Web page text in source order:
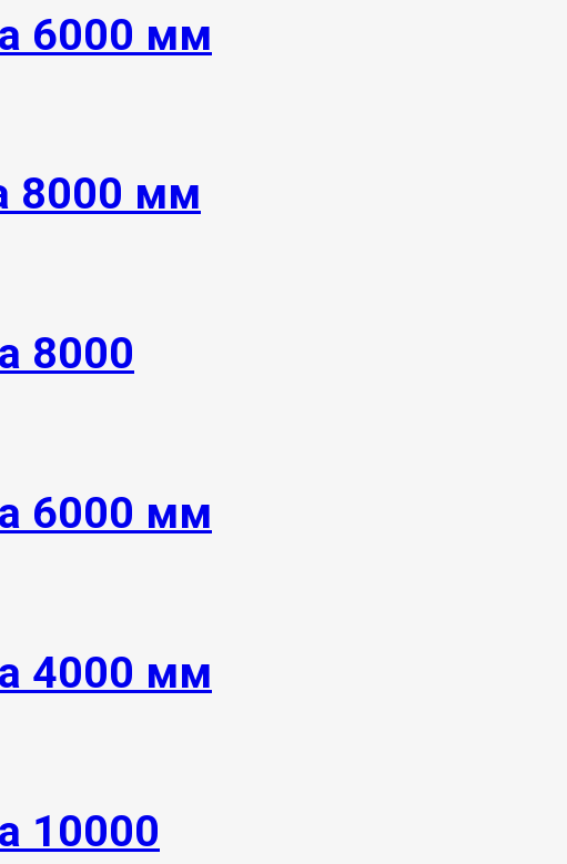
6000 мм
8000 мм
8000
6000 мм
4000 мм
10000